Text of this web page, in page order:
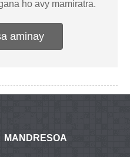
ho avy mamiratra.
aminay
MANDRESOA